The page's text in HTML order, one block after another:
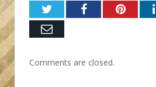
TwitterFacebook
Email
Comments are closed.